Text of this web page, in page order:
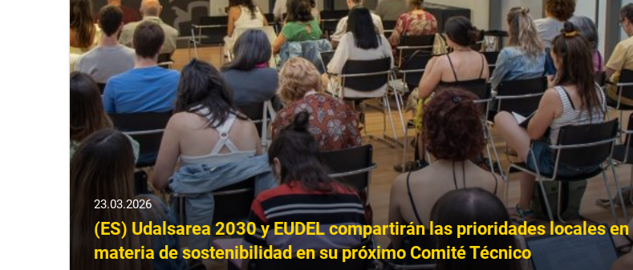
(ES) Udalsarea 2030 y EUDEL compartirán las prioridades locales en
materia de sostenibilidad en su próximo Comité Técnico
23.03.2026